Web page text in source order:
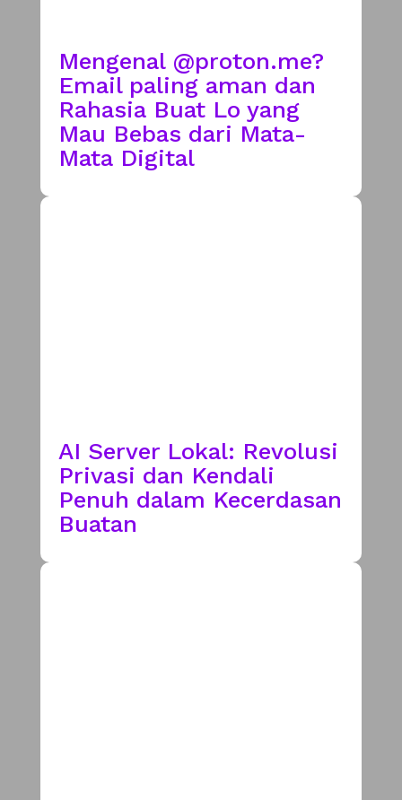
Mengenal @proton.me?
Email paling aman dan
Rahasia Buat Lo yang
Mau Bebas dari Mata-
Mata Digital
AI Server Lokal: Revolusi
Privasi dan Kendali
Penuh dalam Kecerdasan
Buatan